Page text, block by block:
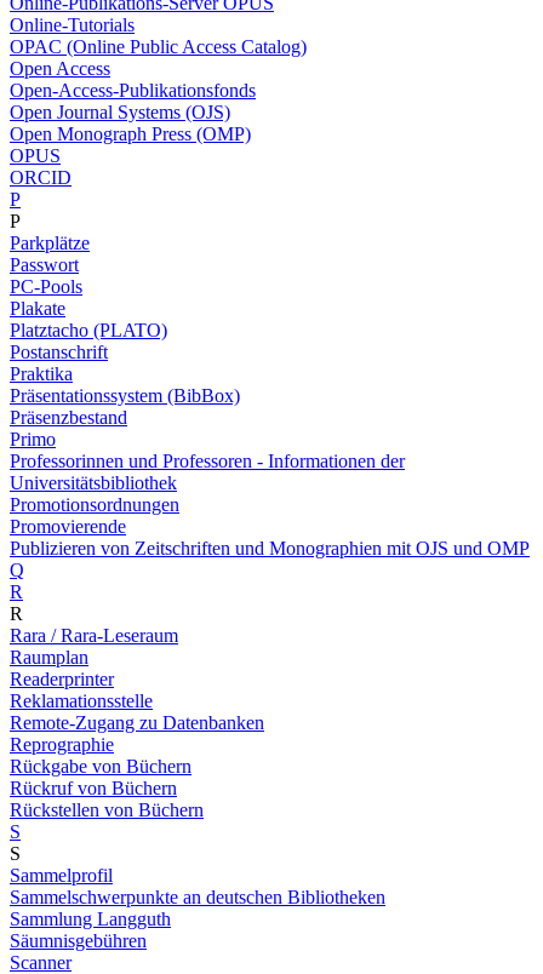
Online-Tutorials
OPAC (Online Public Access Catalog)
Open Access
Open-Access-Publikationsfonds
Open Journal Systems (OJS)
Open Monograph Press (OMP)
OPUS
ORCID
P
P
Parkplätze
Passwort
PC-Pools
Plakate
Platztacho (PLATO)
Postanschrift
Praktika
Präsentationssystem (BibBox)
Präsenzbestand
Primo
Professorinnen und Professoren - Informationen der
Universitätsbibliothek
Promotionsordnungen
Promovierende
Publizieren von Zeitschriften und Monographien mit OJS und OMP
Q
R
R
Rara / Rara-Leseraum
Raumplan
Readerprinter
Reklamationsstelle
Remote-Zugang zu Datenbanken
Reprographie
Rückgabe von Büchern
Rückruf von Büchern
Rückstellen von Büchern
S
S
Sammelprofil
Sammelschwerpunkte an deutschen Bibliotheken
Sammlung Langguth
Säumnisgebühren
Scanner